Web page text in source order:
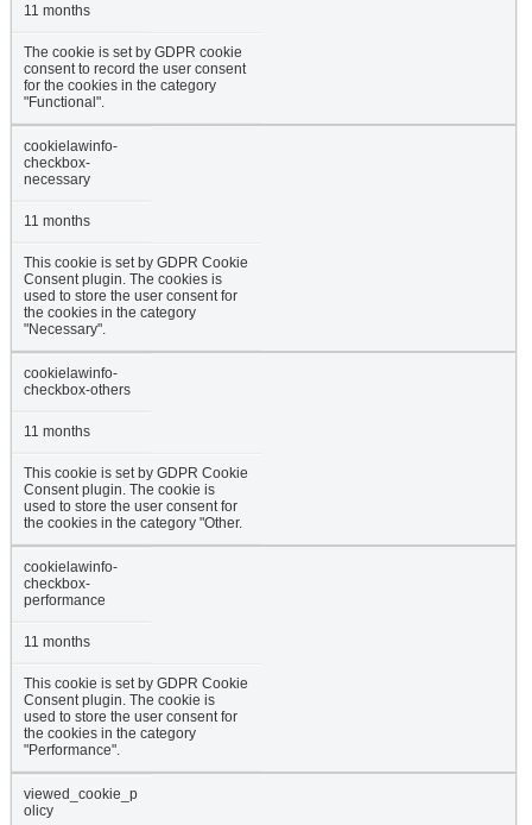
11 months
The cookie is set by GDPR cookie
consent to record the user consent
for the cookies in the category
"Functional".
cookielawinfo-
checkbox-
necessary
11 months
This cookie is set by GDPR Cookie
Consent plugin. The cookies is
used to store the user consent for
the cookies in the category
"Necessary".
cookielawinfo-
checkbox-others
11 months
This cookie is set by GDPR Cookie
Consent plugin. The cookie is
used to store the user consent for
the cookies in the category "Other.
cookielawinfo-
checkbox-
performance
11 months
This cookie is set by GDPR Cookie
Consent plugin. The cookie is
used to store the user consent for
the cookies in the category
"Performance".
viewed_cookie_p
olicy